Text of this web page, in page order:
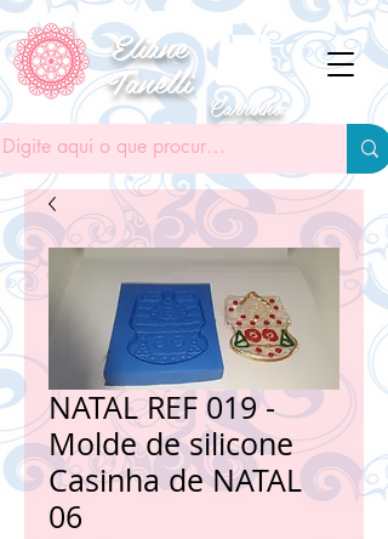
Eliane
Tanelli Carrinho
NATAL REF 019 -
Molde de silicone
Casinha de NATAL
06